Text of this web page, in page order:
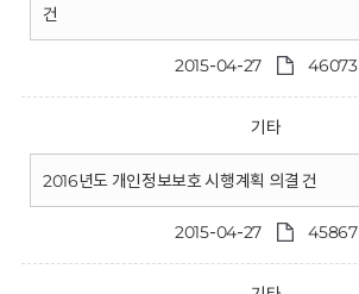
건
2015-04-27 46073
기타
2016년도 개인정보보호 시행계획 의결 건
2015-04-27 45867